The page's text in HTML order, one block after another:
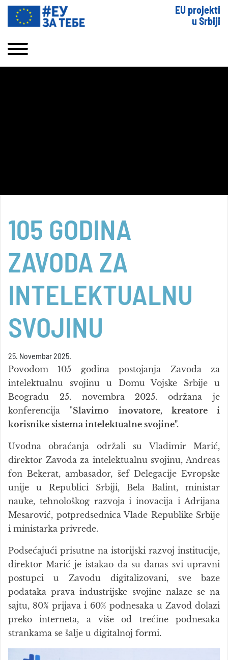
EU projekti
u Srbiji
105 GODINA
ZAVODA ZA
INTELEKTUALNU
SVOJINU
25. Novembar 2025.
Povodom 105 godina postojanja Zavoda za
intelektualnu svojinu u Domu Vojske Srbije u
Beogradu 25. novembra 2025. održana je
konferencija "Slavimo inovatore, kreatore i
korisnike sistema intelektualne svojine".
Uvodna obraćanja održali su Vladimir Marić,
direktor Zavoda za intelektualnu svojinu, Andreas
fon Bekerat, ambasador, šef Delegacije Evropske
unije u Republici Srbiji, Bela Balint, ministar
nauke, tehnološkog razvoja i inovacija i Adrijana
Mesarović, potpredsednica Vlade Republike Srbije
i ministarka privrede.
Podsećajući prisutne na istorijski razvoj institucije,
direktor Marić je istakao da su danas svi upravni
postupci u Zavodu digitalizovani, sve baze
podataka prava industrijske svojine nalaze se na
sajtu, 80% prijava i 60% podnesaka u Zavod dolazi
preko interneta, a više od trećine podnesaka
strankama se šalje u digitalnoj formi.